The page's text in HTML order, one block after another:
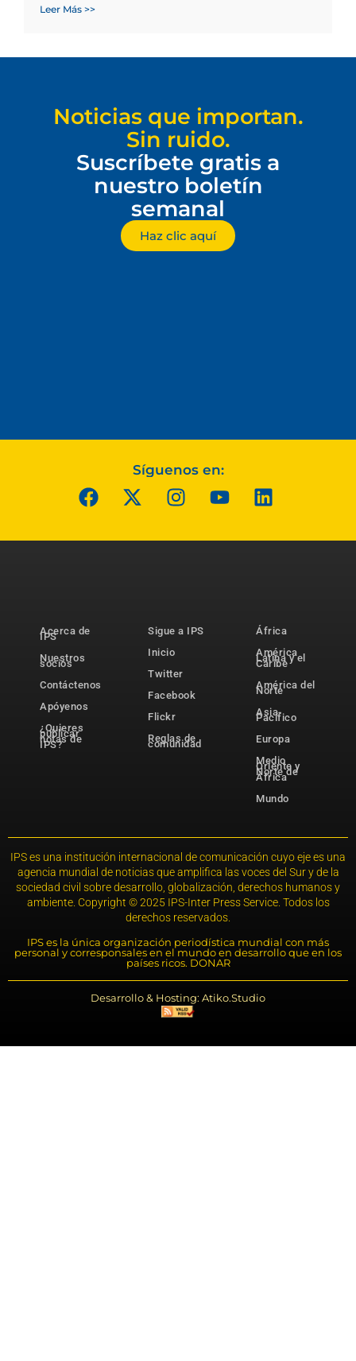
Leer Más >>
Noticias que importan.
Sin ruido.
Suscríbete gratis a
nuestro boletín
semanal
Haz clic aquí
Síguenos en:
Acerca de
IPS
Nuestros
socios
Contáctenos
Apóyenos
¿Quieres
publicar
notas de
IPS?
Sigue a IPS
Inicio
Twitter
Facebook
Flickr
Reglas de
comunidad
África
América
Latina y el
Caribe
América del
Norte
Asia-
Pacífico
Europa
Medio
Oriente y
Norte de
África
Mundo
IPS es una institución internacional de comunicación cuyo eje es una
agencia mundial de noticias que amplifica las voces del Sur y de la
sociedad civil sobre desarrollo, globalización, derechos humanos y
ambiente. Copyright © 2025 IPS-Inter Press Service. Todos los
derechos reservados.
IPS es la única organización periodística mundial con más
personal y corresponsales en el mundo en desarrollo que en los
países ricos. DONAR
Desarrollo & Hosting: Atiko.Studio